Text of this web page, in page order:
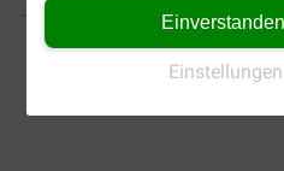
Bis 30% günstiger